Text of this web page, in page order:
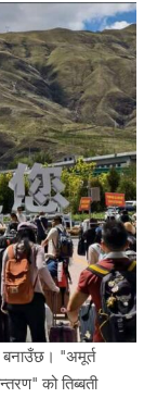
बनाउँछ। "अमूर्त
को तिब्बती